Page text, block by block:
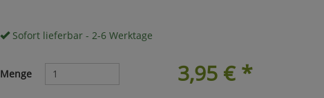
Sofort lieferbar - 2-6 Werktage
3,95 €*
Menge